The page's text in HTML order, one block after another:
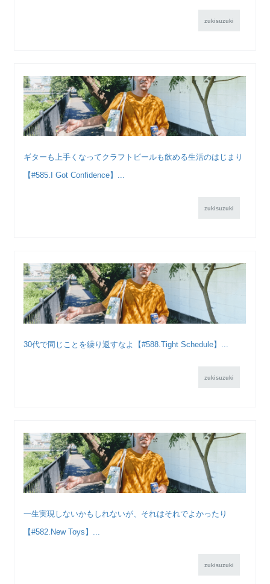
zukisuzuki
ギターも上手くなってクラフトビールも飲める生活のはじまり
【#585.I Got Confidence】...
zukisuzuki
30代で同じことを繰り返すなよ【#588.Tight Schedule】...
zukisuzuki
一生実現しないかもしれないが、それはそれでよかったり
【#582.New Toys】...
zukisuzuki